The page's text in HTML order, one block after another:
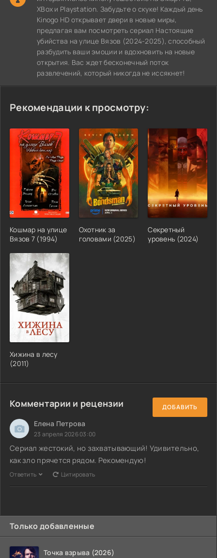
XBox и Playstation. Забудьте о скуке! Каждый день
Kinogo HD открывает двери в новые миры,
предлагая вам посмотреть сериал Настоящие
убийства на улице Вязов (2024-2025), способный
разбудить ваши эмоции и вдохновить на новые
открытия. Вас ждет бесконечный поток
развлечений, который никогда не иссякнет!
Рекомендации к просмотру:
Кошмар на улице
Вязов 7 (1994)
Охотник за
головами (2025)
Секретный
уровень (2024)
Хижина в лесу
(2011)
Комментарии и рецензии ДОБАВИТЬ
Елена Петрова
23 апреля 2026 03:00
Сериал жестокий, но захватывающий! Удивительно,
как зло прячется рядом. Рекомендую!
Ответить Цитировать
Только добавленные
Точка взрыва (2026)